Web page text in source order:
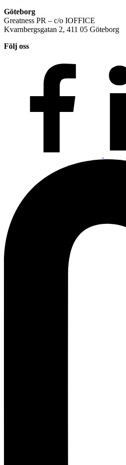
Göteborg
Greatness PR – c/o IOFFICE
Kvarnbergsgatan 2, 411 05 Göteborg
Följ oss